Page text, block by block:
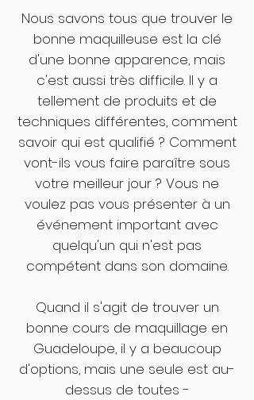
Nous savons tous que trouver le
bonne maquilleuse est la clé
d'une bonne apparence, mais
c'est aussi très difficile. Il y a
tellement de produits et de
techniques différentes, comment
savoir qui est qualifié ? Comment
vont-ils vous faire paraître sous
votre meilleur jour ? Vous ne
voulez pas vous présenter à un
événement important avec
quelqu'un qui n'est pas
compétent dans son domaine.
Quand il s'agit de trouver un
bonne cours de maquillage en
Guadeloupe, il y a beaucoup
d'options, mais une seule est au-
dessus de toutes -